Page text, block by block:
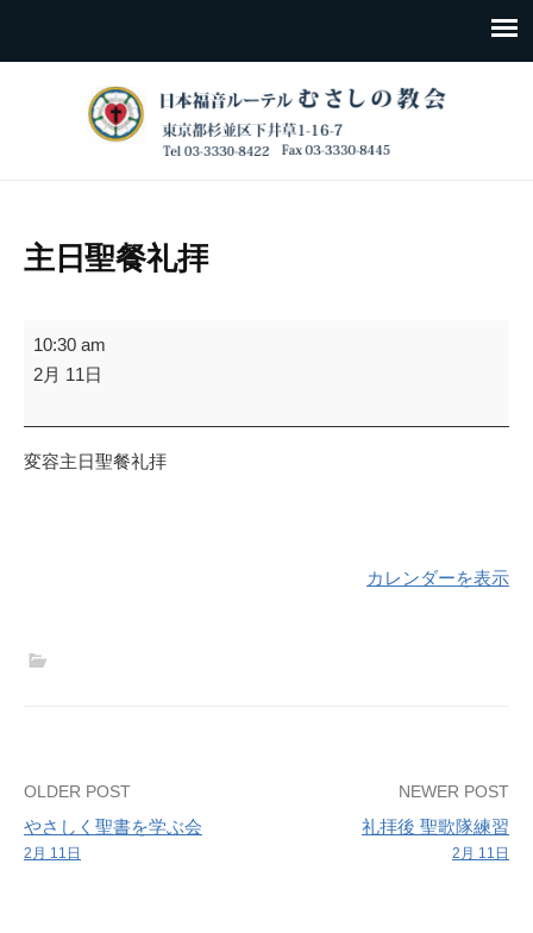
主日聖餐礼拝
主
日
餐
礼
10:30 am
2月 11日
変容主日聖餐礼拝
カレンダーを表示
Post
navigation
OLDER POST
やさしく聖書を学ぶ会
2月 11日
NEWER POST
礼拝後 聖歌隊練習
2月 11日